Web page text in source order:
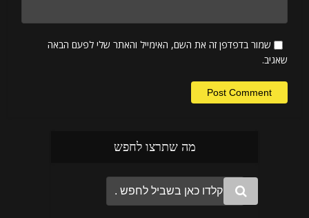
שמור בדפדפן זה את השם, האימייל והאתר שלי לפעם הבאה
שאגיב.
מה שתרצו לחפש